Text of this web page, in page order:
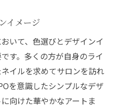
イメージ
いて、色選びとデザインイ
す。多くの方が自身のライ
イルを求めてサロンを訪れ
を意識したシンプルなデザ
向けた華やかなアートま